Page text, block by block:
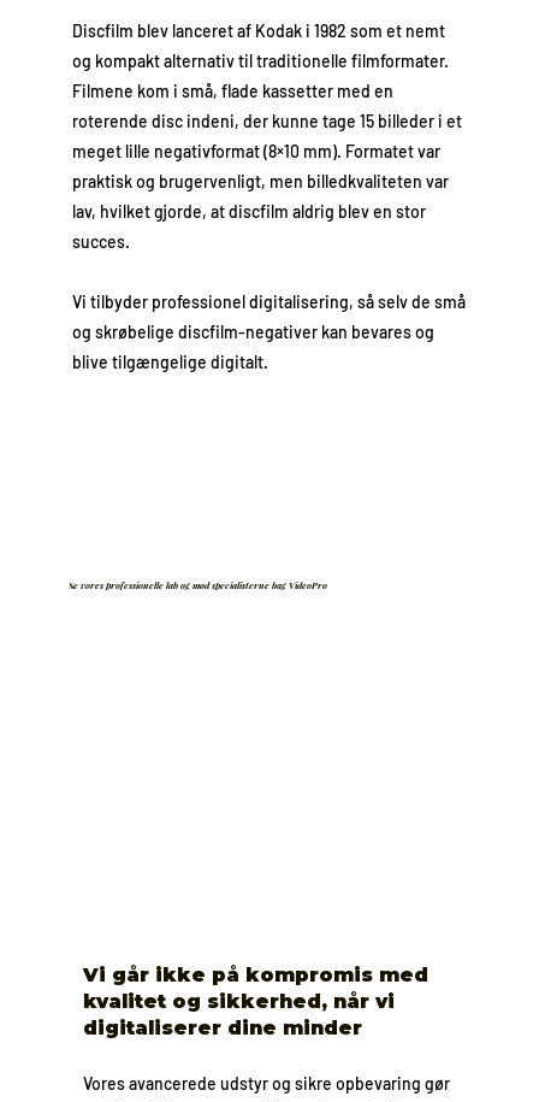
Discfilm blev lanceret af Kodak i 1982 som et nemt
og kompakt alternativ til traditionelle filmformater.
Filmene kom i små, flade kassetter med en
roterende disc indeni, der kunne tage 15 billeder i et
meget lille negativformat (8×10 mm). Formatet var
praktisk og brugervenligt, men billedkvaliteten var
lav, hvilket gjorde, at discfilm aldrig blev en stor
succes.
Vi tilbyder professionel digitalisering, så selv de små
og skrøbelige discfilm-negativer kan bevares og
blive tilgængelige digitalt.
Se vores professionelle lab og mød specialisterne bag VideoPro
Vi går ikke på kompromis med
kvalitet og sikkerhed, når vi
digitaliserer dine minder
Vores avancerede udstyr og sikre opbevaring gør